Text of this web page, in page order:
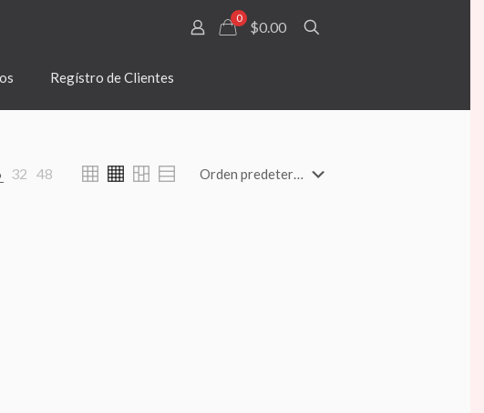
0
$0.00
Regístro de Clientes
32 48